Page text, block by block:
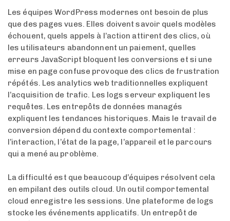
Les équipes WordPress modernes ont besoin de plus
que des pages vues. Elles doivent savoir quels modèles
échouent, quels appels à l’action attirent des clics, où
les utilisateurs abandonnent un paiement, quelles
erreurs JavaScript bloquent les conversions et si une
mise en page confuse provoque des clics de frustration
répétés. Les analytics web traditionnelles expliquent
l’acquisition de trafic. Les logs serveur expliquent les
requêtes. Les entrepôts de données managés
expliquent les tendances historiques. Mais le travail de
conversion dépend du contexte comportemental :
l’interaction, l’état de la page, l’appareil et le parcours
qui a mené au problème.
La difficulté est que beaucoup d’équipes résolvent cela
en empilant des outils cloud. Un outil comportemental
cloud enregistre les sessions. Une plateforme de logs
stocke les événements applicatifs. Un entrepôt de